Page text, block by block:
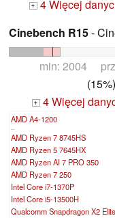
+ 4 Więcej
Cinebench R15-
min: 2004
(15%)
+ 4 Więcej
AMD A4-1200
...
AMD Ryzen 7 8745HS
AMD Ryzen 5 7645HX
AMD Ryzen AI 7 PRO 350
AMD Ryzen 7 250
Intel Core i7-1370P
Intel Core i5-13500H
Qualcomm Snapdragon X2